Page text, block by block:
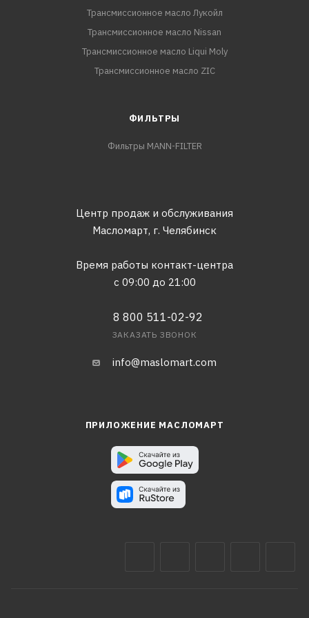
Трансмиссионное масло Лукойл
Трансмиссионное масло Nissan
Трансмиссионное масло Liqui Moly
Трансмиссионное масло ZIC
ФИЛЬТРЫ
Фильтры MANN-FILTER
Центр продаж и обслуживания
Масломарт, г. Челябинск
Время работы контакт-центра
с 09:00 до 21:00
8 800 511-02-92
ЗАКАЗАТЬ ЗВОНОК
info@maslomart.com
ПРИЛОЖЕНИЕ МАСЛОМАРТ